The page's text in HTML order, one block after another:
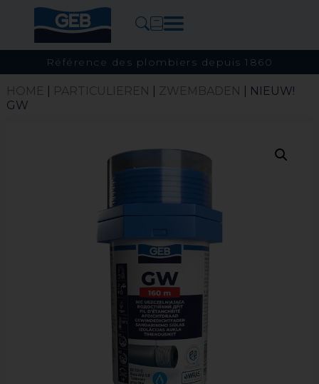
Référence des plombiers depuis 1860
HOME PARTICULIEREN ZWEMBADEN
| NIEUW!
GW